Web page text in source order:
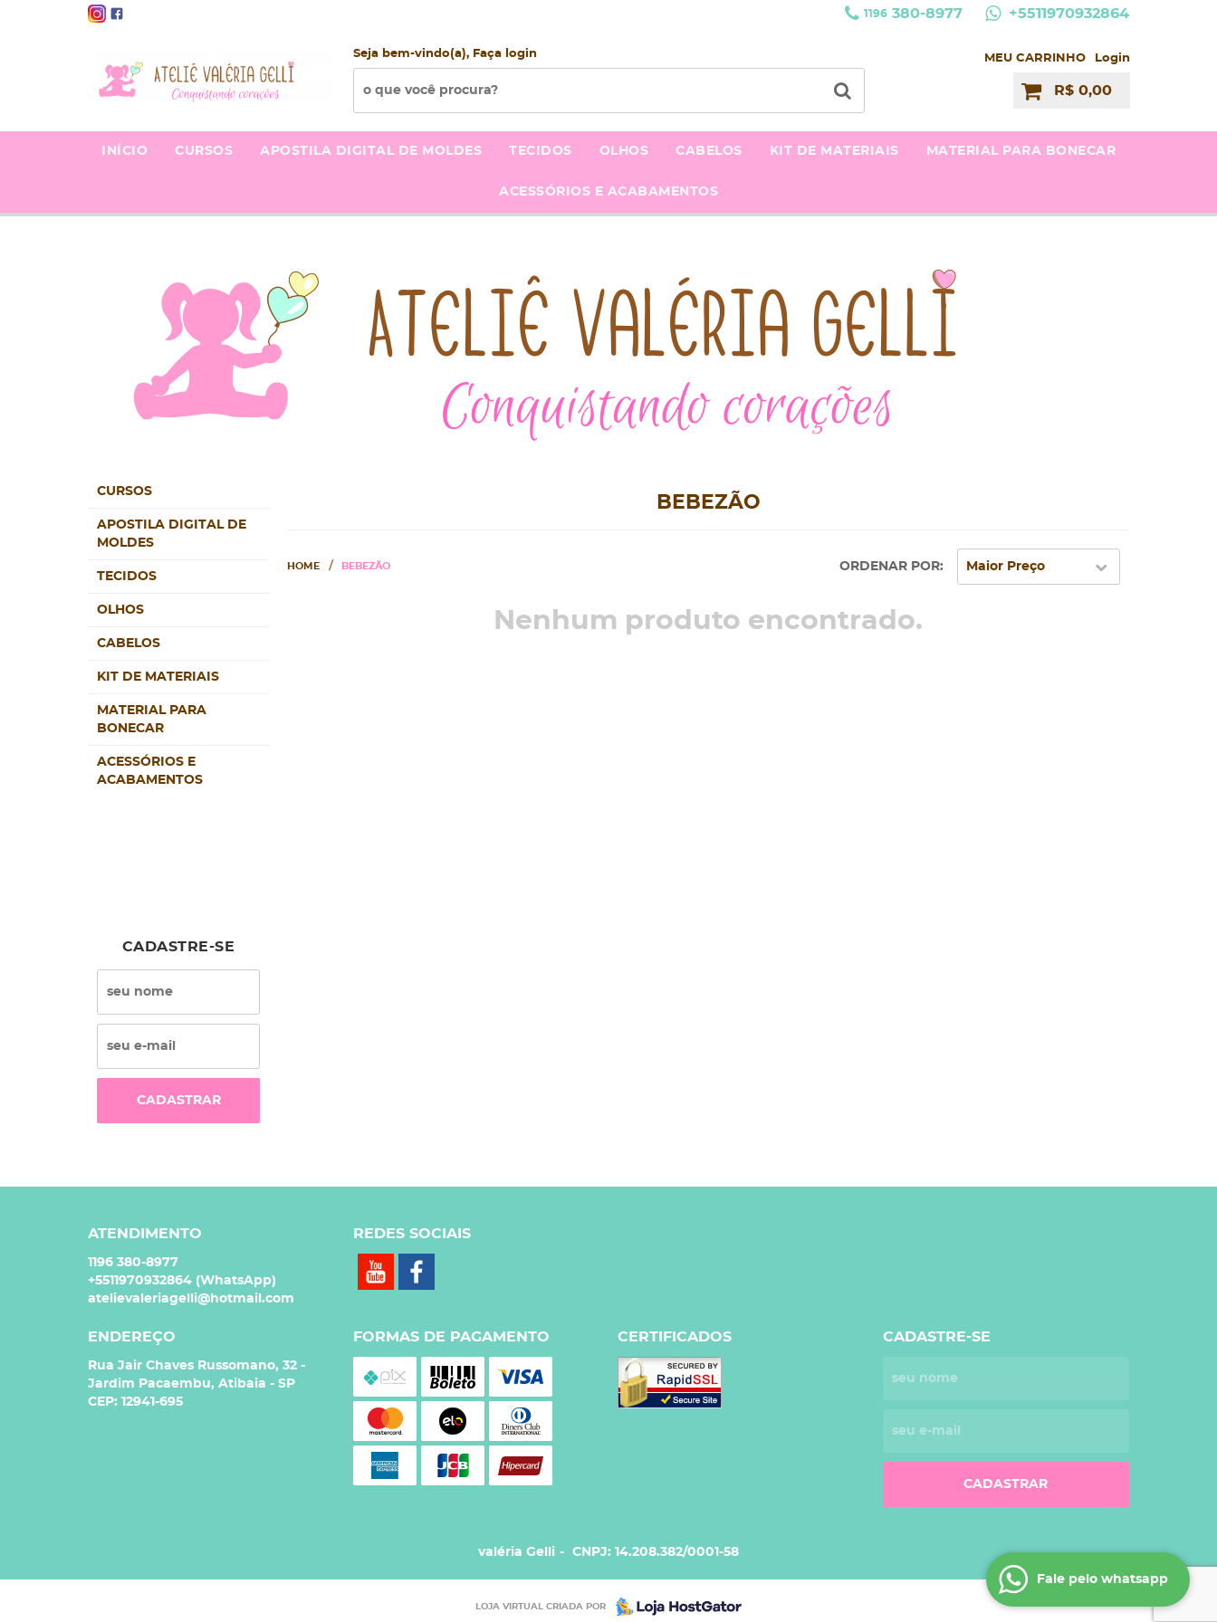
1196 380-8977 +5511970932864
Seja bem-vindo(a), Faça login MEU CARRINHO Login
R$ 0,00
INÍCIO CURSOS APOSTILA DIGITAL DE MOLDES TECIDOS OLHOS CABELOS KIT DE MATERIAIS MATERIAL PARA BONECAR
ACESSÓRIOS E ACABAMENTOS
CURSOS
APOSTILA DIGITAL DE
MOLDES
TECIDOS
OLHOS
CABELOS
KIT DE MATERIAIS
MATERIAL PARA
BONECAR
ACESSÓRIOS E
ACABAMENTOS
CADASTRE-SE
CADASTRAR
BEBEZÃO
HOME BEBEZÃO ORDENAR POR Maior Preço
Nenhum produto encontrado.
ATENDIMENTO
1196 380-8977
+5511970932864 (WhatsApp)
atelievaleriagelli@hotmail.com
REDES SOCIAIS
ENDEREÇO
Rua Jair Chaves Russomano, 32 -
Jardim Pacaembu, Atibaia - SP
CEP: 12941-695
FORMAS DE PAGAMENTO CERTIFICADOS CADASTRE-SE
CADASTRAR
valéria Gelli CNPJ: 14.208.382/0001-58
LOJA VIRTUAL CRIADA POR
Fale pelo whatsapp